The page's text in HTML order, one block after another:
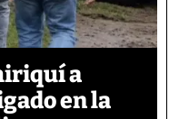
a
en la